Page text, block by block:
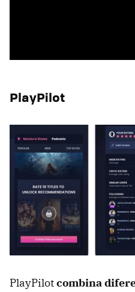
PlayPilot
PlayPilotcombina